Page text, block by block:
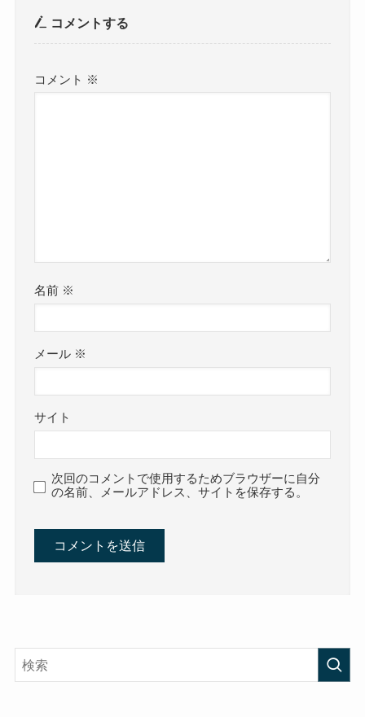
コメントする
コメント ※
名前 ※
メール ※
サイト
次回のコメントで使用するためブラウザーに自分
の名前、メールアドレス、サイトを保存する。